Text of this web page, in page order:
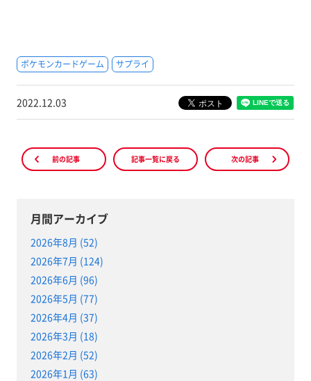
ポケモンカードゲーム サプライ
2022.12.03
前の記事 記事一覧に戻る 次の記事
月間アーカイブ
2026年8月 (52)
2026年7月 (124)
2026年6月 (96)
2026年5月 (77)
2026年4月 (37)
2026年3月 (18)
2026年2月 (52)
2026年1月 (63)